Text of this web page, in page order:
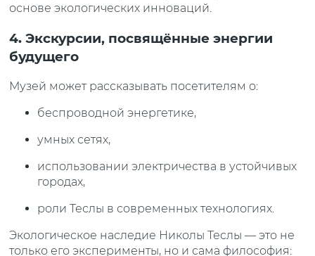
основе экологических инноваций.
4. Экскурсии, посвящённые энергии
будущего
Музей может рассказывать посетителям о:
беспроводной энергетике,
умных сетях,
использовании электричества в устойчивых
городах,
роли Теслы в современных технологиях.
Экологическое наследие Николы Теслы — это не
только его эксперименты, но и сама философия: